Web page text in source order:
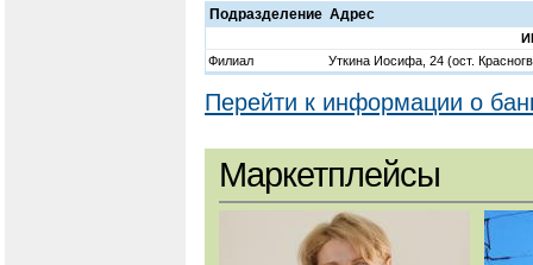
Подразделение Адрес
Филиал
Уткина Иосифа, 24 (ост.
Перейти к информации о
Маркетплейсы